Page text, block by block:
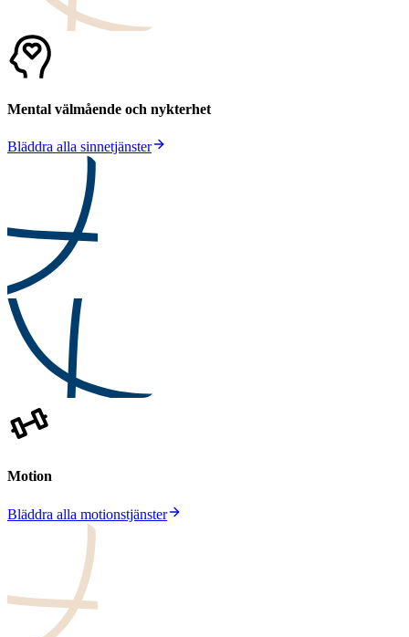
Mental välmående och nykterhet
Bläddra alla sinnetjänster
Motion
Bläddra alla motionstjänster